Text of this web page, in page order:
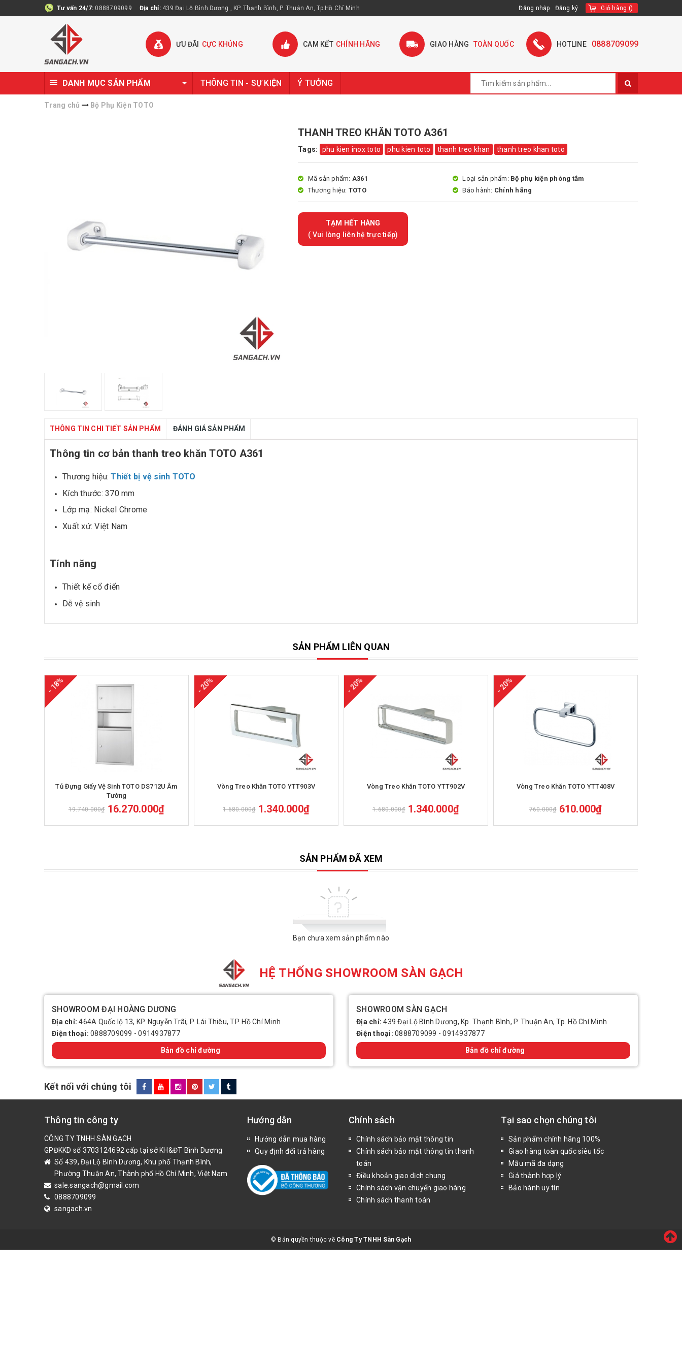
Tư vấn 24/7: 0888709099 Địa chỉ: 439 Đại Lộ Bình Dương , KP. Thạnh Bình, P. Thuận An, Tp.Hồ Chí Minh Đăng nhập Đăng ký Giỏ hàng ()
ƯU ĐÃI CỰC KHỦNG CAM KẾT CHÍNH HÃNG GIAO HÀNG TOÀN QUỐC HOTLINE 0888709099
DANH MỤC SẢN PHẨM THÔNG TIN - SỰ KIỆN Ý TƯỞNG
Trang chủ Bộ Phụ Kiện TOTO
THANH TREO KHĂN TOTO A361
Tags: phu kien inox toto phu kien toto thanh treo khan thanh treo khan toto
Mã sản phẩm: A361 Loại sản phẩm: Bộ phụ kiện phòng tắm
Thương hiệu: TOTO Bảo hành: Chính hãng
TẠM HẾT HÀNG
( Vui lòng liên hệ trực tiếp)
THÔNG TIN CHI TIẾT SẢN PHẨM ĐÁNH GIÁ SẢN PHẨM
Thông tin cơ bản thanh treo khăn TOTO A361
Thương hiệu:Thiết bị vệ sinh TOTO
Kích thước: 370 mm
Lớp mạ: Nickel Chrome
Xuất xứ: Việt Nam
Tính năng
Thiết kế cổ điển
Dễ vệ sinh
SẢN PHẨM LIÊN QUAN
- 18%
Tủ Đựng Giấy Vệ Sinh TOTO DS712U Âm
Tường
19.740.000₫ 16.270.000₫
- 20%
Vòng Treo Khăn TOTO YTT903V
1.680.000₫ 1.340.000₫
- 20%
Vòng Treo Khăn TOTO YTT902V
1.680.000₫ 1.340.000₫
- 20%
Vòng Treo Khăn TOTO YTT408V
760.000₫ 610.000₫
SẢN PHẨM ĐÃ XEM
Bạn chưa xem sản phẩm nào
HỆ THỐNG SHOWROOM SÀN GẠCH
SHOWROOM ĐẠI HOÀNG DƯƠNG
Địa chỉ:464A Quốc lộ 13, KP. Nguyễn Trãi, P. Lái Thiêu, TP. Hồ Chí Minh
Điện thoại: 0888709099 -0914937877
Bản đồ chỉ đường
SHOWROOM SÀN GẠCH
Địa chỉ:439 Đại Lộ Bình Dương, Kp. Thạnh Bình, P. Thuận An, Tp. Hồ Chí Minh
Điện thoại: 0888709099 -0914937877
Bản đồ chỉ đường
Kết nối với chúng tôi
Thông tin công ty
CÔNG TY TNHH SÀN GẠCH
GPĐKKD số 3703124692 cấp tại sở KH&ĐT Bình Dương
Số 439, Đại Lộ Bình Dương, Khu phố Thạnh Bình,
Phường Thuận An, Thành phố Hồ Chí Minh, Việt Nam
sale.sangach@gmail.com
0888709099
sangach.vn
Hướng dẫn
Hướng dẫn mua hàng
Quy định đổi trả hàng
Chính sách
Chính sách bảo mật thông tin
Chính sách bảo mật thông tin thanh
toán
Điều khoản giao dịch chung
Chính sách vận chuyển giao hàng
Chính sách thanh toán
Tại sao chọn chúng tôi
Sản phẩm chính hãng 100%
Giao hàng toàn quốc siêu tốc
Mẫu mã đa dạng
Giá thành hợp lý
Bảo hành uy tín
© Bản quyền thuộc về Công Ty TNHH Sàn Gạch